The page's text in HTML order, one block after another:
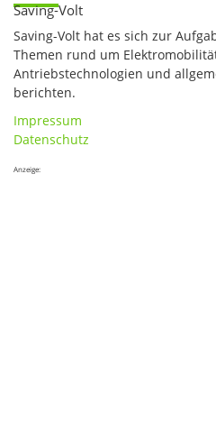
Saving-Volt
Saving-Volt hat es sich zur
Themen rund um
Antriebstechnologien und
berichten.
Impressum
Datenschutz
Anzeige: